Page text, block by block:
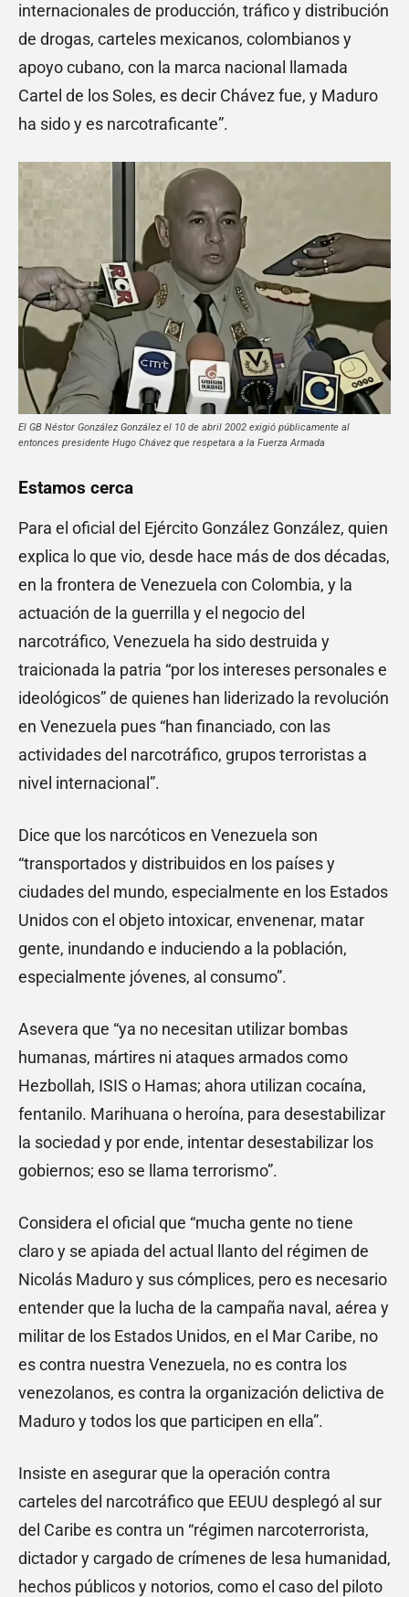
internacionales de producción, tráfico y distribución
de drogas, carteles mexicanos, colombianos y
apoyo cubano, con la marca nacional llamada
Cartel de los Soles, es decir Chávez fue, y Maduro
ha sido y es narcotraficante”.
El GB Néstor González González el 10 de abril 2002 exigió públicamente al
entonces presidente Hugo Chávez que respetara a la Fuerza Armada
Estamos cerca
Para el oficial del Ejército González González, quien
explica lo que vio, desde hace más de dos décadas,
en la frontera de Venezuela con Colombia, y la
actuación de la guerrilla y el negocio del
narcotráfico, Venezuela ha sido destruida y
traicionada la patria “por los intereses personales e
ideológicos” de quienes han liderizado la revolución
en Venezuela pues “han financiado, con las
actividades del narcotráfico, grupos terroristas a
nivel internacional”.
Dice que los narcóticos en Venezuela son
“transportados y distribuidos en los países y
ciudades del mundo, especialmente en los Estados
Unidos con el objeto intoxicar, envenenar, matar
gente, inundando e induciendo a la población,
especialmente jóvenes, al consumo”.
Asevera que “ya no necesitan utilizar bombas
humanas, mártires ni ataques armados como
Hezbollah, ISIS o Hamas; ahora utilizan cocaína,
fentanilo. Marihuana o heroína, para desestabilizar
la sociedad y por ende, intentar desestabilizar los
gobiernos; eso se llama terrorismo”.
Considera el oficial que “mucha gente no tiene
claro y se apiada del actual llanto del régimen de
Nicolás Maduro y sus cómplices, pero es necesario
entender que la lucha de la campaña naval, aérea y
militar de los Estados Unidos, en el Mar Caribe, no
es contra nuestra Venezuela, no es contra los
venezolanos, es contra la organización delictiva de
Maduro y todos los que participen en ella”.
Insiste en asegurar que la operación contra
carteles del narcotráfico que EEUU desplegó al sur
del Caribe es contra un “régimen narcoterrorista,
dictador y cargado de crímenes de lesa humanidad,
hechos públicos y notorios, como el caso del piloto